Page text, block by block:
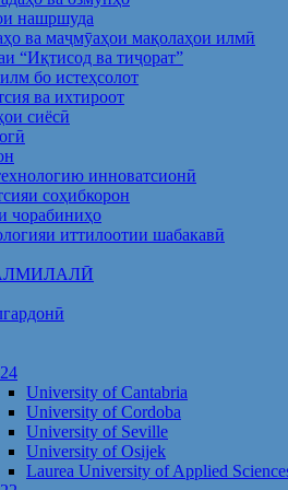
нашршуда
ва маҷмӯаҳои мақолаҳои илмӣ
“Иқтисод ва тиҷорат”
бо истеҳсолот
ва ихтироот
сиёсӣ
инноватсионӣ
соҳибкорон
чорабиниҳо
иттилоотии шабакавӣ
University of Cantabria
University of Cordoba
University of Seville
University of Osijek
Laurea University of Applied